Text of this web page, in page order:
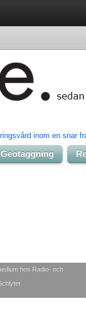
inom en snar
Geotaggning
hos Radio- och